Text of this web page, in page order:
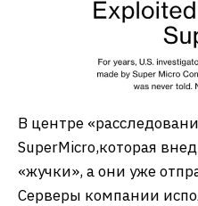
В центре
SuperMicro,которая
«жучки», а они уже
Серверы компании